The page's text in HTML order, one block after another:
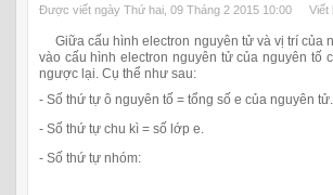
Được viết ngày Thứ hai, 09 Tháng 2 2015 10:00
Viết
Giữa cấu hình electron nguyên tử và vị trí của
vào cấu hình electron nguyên tử của nguyên tố
ngược lại. Cụ thể như sau:
- Số thứ tự ô nguyên tố = tổng số e của nguyên tử.
- Số thứ tự chu kì = số lớp e.
- Số thứ tự nhóm: